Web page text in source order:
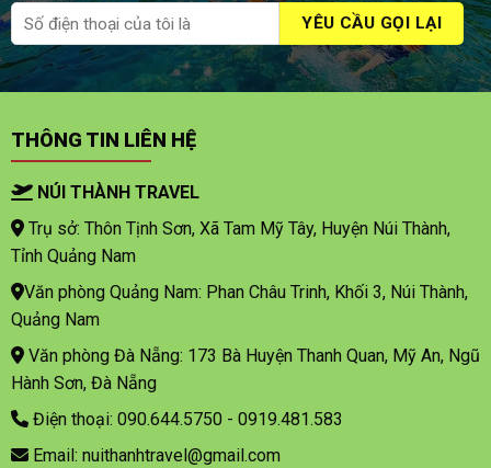
THÔNG TIN LIÊN HỆ
NÚI THÀNH TRAVEL
Trụ sở: Thôn Tịnh Sơn, Xã Tam Mỹ Tây, Huyện Núi Thành,
Tỉnh Quảng Nam
Văn phòng Quảng Nam: Phan Châu Trinh, Khối 3, Núi Thành,
Quảng Nam
Văn phòng Đà Nẵng: 173 Bà Huyện Thanh Quan, Mỹ An, Ngũ
Hành Sơn, Đà Nẵng
Điện thoại: 090.644.5750 - 0919.481.583
Email: nuithanhtravel@gmail.com